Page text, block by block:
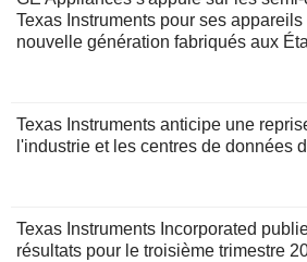
Texas Instruments pour ses
nouvelle génération fabriqués aux
Texas Instruments anticipe une
l'industrie et les centres de données
Texas Instruments Incorporated
résultats pour le troisième trimestre